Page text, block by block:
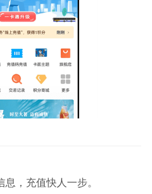
，充值快人一步。